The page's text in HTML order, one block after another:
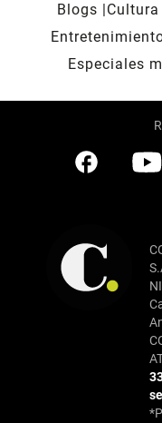
Blogs
Cultura
Especiales